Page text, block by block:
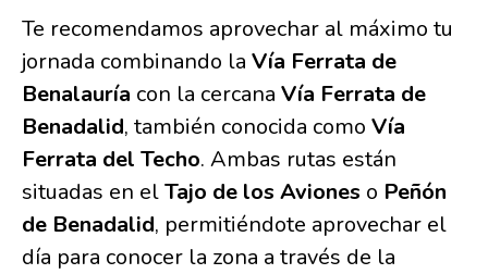
Te recomendamos aprovechar al máximo tu
jornada combinando la Vía Ferrata de
Benalauría con la cercana Vía Ferrata de
Benadalid, también conocida como Vía
Ferrata del Techo. Ambas rutas están
situadas en elTajo de los Aviones o Peñón
de Benadalid, permitiéndote aprovechar el
día para conocer la zona a través de la